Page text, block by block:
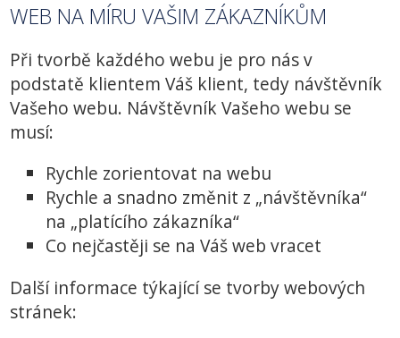
WEB NA MÍRU VAŠIM ZÁKAZNÍKŮM
Při tvorbě každého webu je pro nás v
podstatě klientem Váš klient, tedy návštěvník
Vašeho webu. Návštěvník Vašeho webu se
musí:
Rychle zorientovat na webu
Rychle a snadno změnit z „návštěvníka“
na „platícího zákazníka“
Co nejčastěji se na Váš web vracet
Další informace týkající se tvorby webových
stránek: